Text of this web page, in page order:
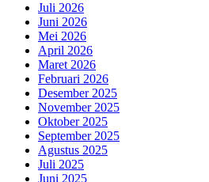
Juli 2026
Juni 2026
Mei 2026
April 2026
Maret 2026
Februari 2026
Desember 2025
November 2025
Oktober 2025
September 2025
Agustus 2025
Juli 2025
Juni 2025